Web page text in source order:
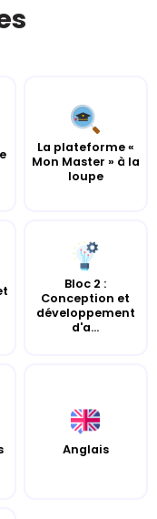
La plateforme «
Mon Master » à la
loupe
Bloc 2 :
Conception et
développement
d'a...
Anglais